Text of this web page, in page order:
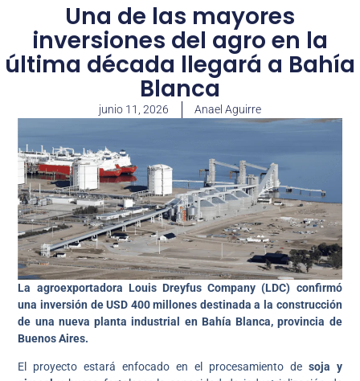
Una de las mayores
inversiones del agro en la
última década llegará a Bahía
Blanca
junio 11, 2026 Anael Aguirre
La agroexportadora Louis Dreyfus Company (LDC) confirmó
una inversión de USD 400 millones destinada a la construcción
de una nueva planta industrial en Bahía Blanca, provincia de
Buenos Aires.
El proyecto estará enfocado en el procesamiento de soja y